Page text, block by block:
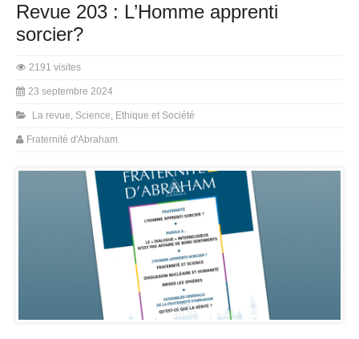
Revue 203 : L’Homme apprenti
sorcier?
2191 visites
23 septembre 2024
La revue, Science, Ethique et Société
Fraternité d'Abraham